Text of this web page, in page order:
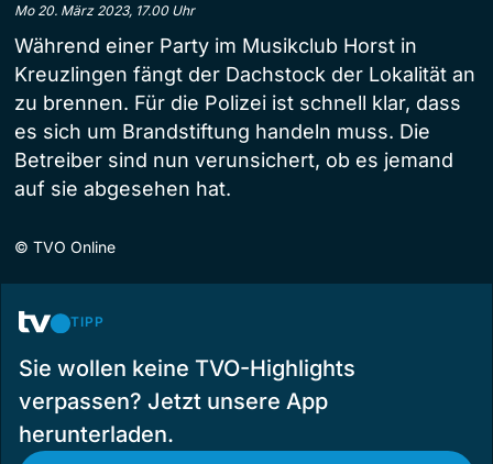
Mo 20. März 2023, 17.00 Uhr
Während einer Party im Musikclub Horst in
Kreuzlingen fängt der Dachstock der Lokalität an
zu brennen. Für die Polizei ist schnell klar, dass
es sich um Brandstiftung handeln muss. Die
Betreiber sind nun verunsichert, ob es jemand
auf sie abgesehen hat.
© TVO Online
TIPP
Sie wollen keine TVO-Highlights
verpassen? Jetzt unsere App
herunterladen.